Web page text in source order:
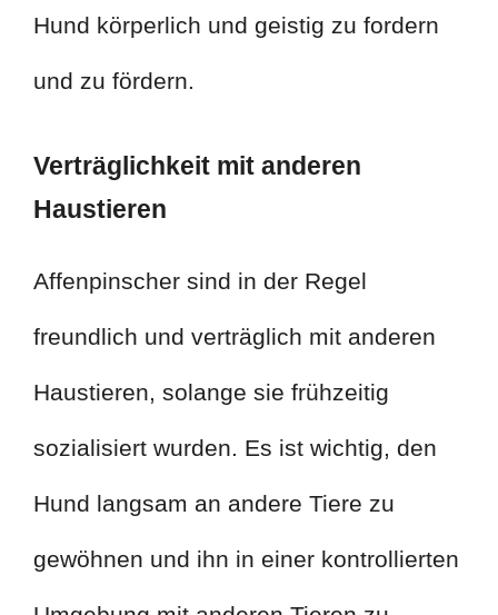
Hund körperlich und geistig zu fordern
und zu fördern.
Verträglichkeit mit anderen
Haustieren
Affenpinscher sind in der Regel
freundlich und verträglich mit anderen
Haustieren, solange sie frühzeitig
sozialisiert wurden. Es ist wichtig, den
Hund langsam an andere Tiere zu
gewöhnen und ihn in einer kontrollierten